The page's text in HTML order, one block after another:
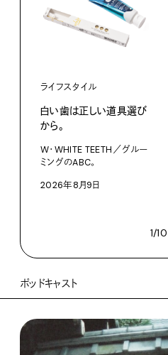
ライフスタイル
白い歯は正しい道具選び
から。
W・WHITE TEETH／グルー
ミングのABC。
2026年8月9日
1/10
ポッドキャスト